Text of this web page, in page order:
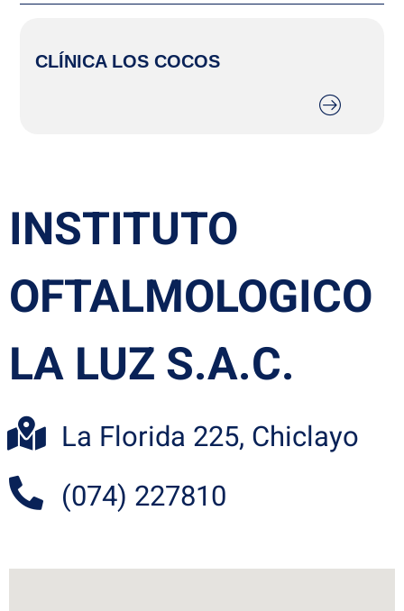
CLÍNICA LOS COCOS
INSTITUTO
OFTALMOLOGICO
LA LUZ S.A.C.
La Florida 225, Chiclayo
(074) 227810